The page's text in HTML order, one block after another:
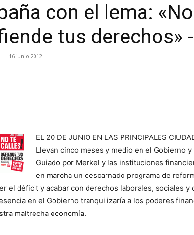
con el lema:
tus derechos»
- 16 junio 2012
EL 20 DE JUNIO EN LAS PRINCIPALES
Llevan cinco meses y medio en el Gobierno
Guiado por Merkel y las instituciones
en marcha un descarnado programa de
el déficit y acabar con derechos laborales, sociales y
en el Gobierno tranquilizaría a los poderes
maltrecha economía.